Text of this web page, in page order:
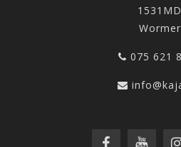
1531MD
Wormer
075 621